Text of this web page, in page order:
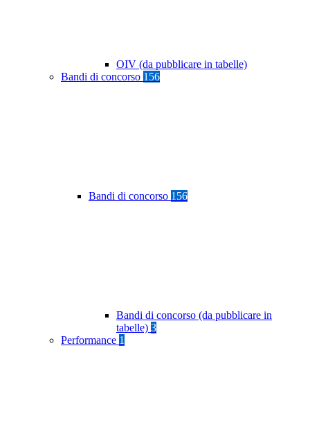
OIV (da pubblicare in tabelle)
Bandi di concorso 156
Bandi di concorso 156
Bandi di concorso (da pubblicare in
tabelle) 3
Performance 1